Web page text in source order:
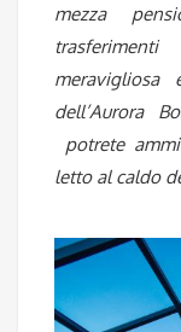
mezza
meravigliosa
dell’Aurora
potrete
letto al caldo